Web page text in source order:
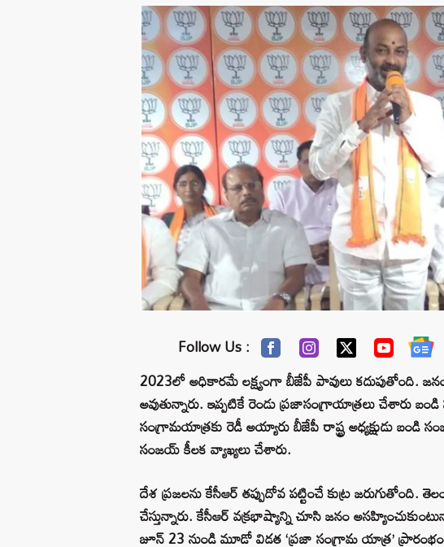
Follow Us :
2023లో అధికారమే లక్ష్యంగా బీజేపీ పావులు కదుపుతోంది.
అవుతున్నారు. ఇప్పటికే రెండు ప్రజాసంగ్రాయాత్రలు
సంగ్రామయాత్రకు రెడీ అయ్యారు బీజేపీ రాష్ట్ర అధ్యక్షుడు
సంజయ్ కీలక వ్యాఖ్యలు చేశారు.
దేశ ప్రజలను కేసీఆర్ తప్పుదోవ పట్టించే కుట్ర జరుగుతోంది.
చేస్తున్నారు. కేసీఆర్ వక్రభాష్యాన్ని చూసి జనం
జూన్ 23 నుండి మూడో విడత ‘ప్రజా సంగ్రామ యాత్ర’ ప్రారంభం